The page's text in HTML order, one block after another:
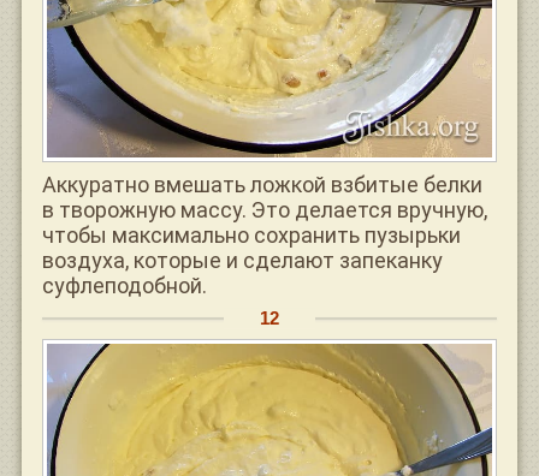
Аккуратно вмешать ложкой взбитые белки
в творожную массу. Это делается вручную,
чтобы максимально сохранить пузырьки
воздуха, которые и сделают запеканку
суфлеподобной.